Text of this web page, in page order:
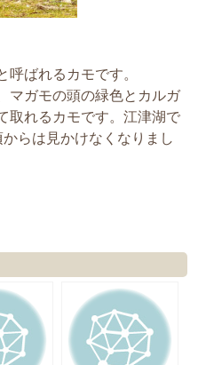
ばれるカモです。
マガモの頭の緑色とカルガ
取れるカモです。江津湖で
らは見かけなくなりまし